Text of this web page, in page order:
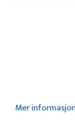
Mer